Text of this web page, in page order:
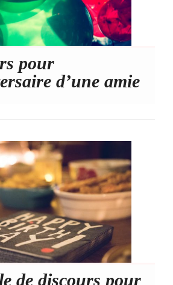
pour
d’une amie
de discours pour